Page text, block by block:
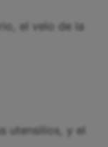
el velo de la
utensilios, y el